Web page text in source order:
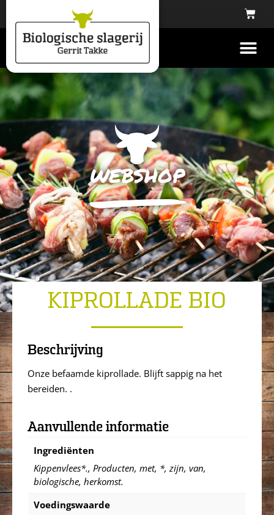
webshop
KIPROLLADE BIO
Beschrijving
Onze befaamde kiprollade. Blijft sappig na het
bereiden. .
Aanvullende informatie
Ingrediënten
Kippenvlees*., Producten, met, *, zijn, van,
biologische, herkomst.
Voedingswaarde